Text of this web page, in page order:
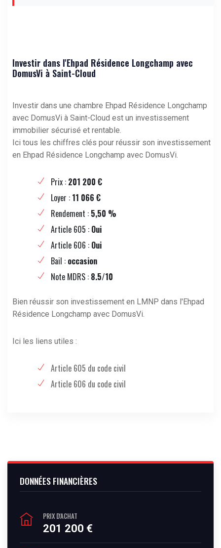
Investir dans l'Ehpad Résidence Longchamp avec
DomusVi à Saint-Cloud
Investir dans une chambre Ehpad Résidence Longchamp
avec DomusVi à Saint-Cloud est un investissement
immobilier sécurisé et rentable.
Ici tous les chiffres clés pour réussir son investissement
en Ehpad Résidence Longchamp avec DomusVi.
Prix : 201 200 €
Loyer : 11 066 €
Rendement : 5,50 %
Article 605 : Oui
Article 606 : Oui
Bail : occasion
Note MDRS : 8.5/10
Bien réussir son investissement en LMNP dans l'Ehpad
Résidence Longchamp avec DomusVi.
Ici les liens utiles :
Article 605 du code civil
Article 606 du code civil
DONNÉES FINANCIÈRES
PRIX D'ACHAT
201 200 €